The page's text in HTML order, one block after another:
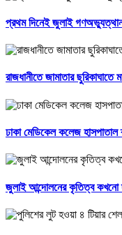
প্রথম দিনেই জুলাই
রাজধানীতে জামাতার ছুরিকাঘাতে
ঢাকা মেডিকেল কলেজ হাসপাতাল
জুলাই আন্দোলনের কৃতিত্ব কখনো